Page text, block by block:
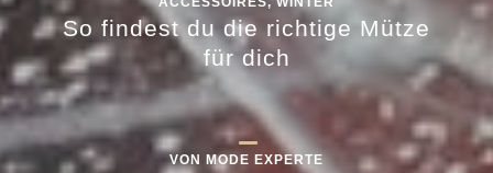
So findest du die richtige Mütze
für dich
VON
MODE EXPERTE